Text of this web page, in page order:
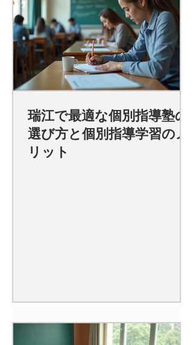
瑞江で最適な個別指導塾の
選び方と個別指導学習のメ
リット